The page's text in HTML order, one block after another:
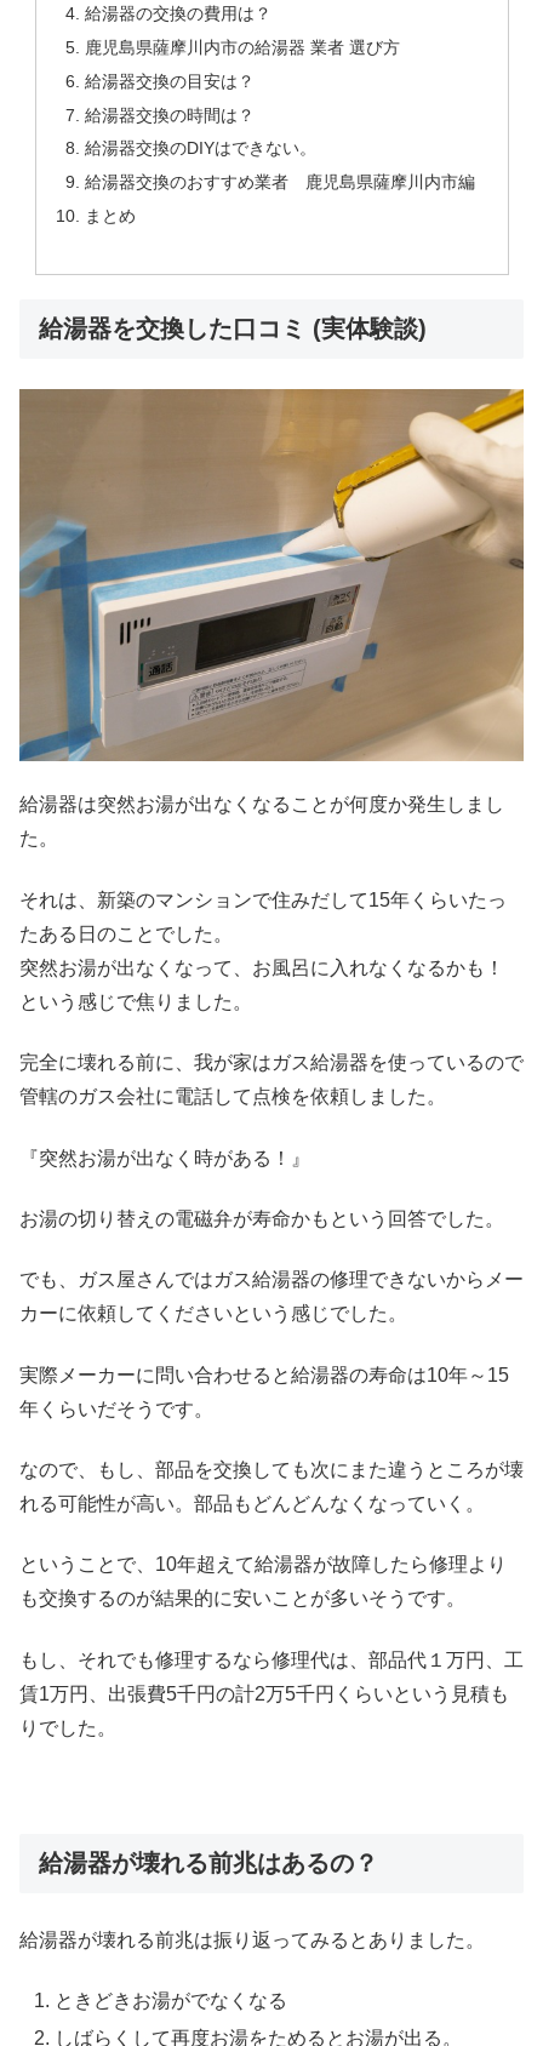
給湯器の交換の費用は？
鹿児島県薩摩川内市の給湯器 業者 選び方
給湯器交換の目安は？
給湯器交換の時間は？
給湯器交換のDIYはできない。
給湯器交換のおすすめ業者 鹿児島県薩摩川内市編
まとめ
給湯器を交換した口コミ (実体験談)
給湯器は突然お湯が出なくなることが何度か発生しまし
た。
それは、新築のマンションで住みだして15年くらいたっ
たある日のことでした。
突然お湯が出なくなって、お風呂に入れなくなるかも！
という感じで焦りました。
完全に壊れる前に、我が家はガス給湯器を使っているので
管轄のガス会社に電話して点検を依頼しました。
『突然お湯が出なく時がある！』
お湯の切り替えの電磁弁が寿命かもという回答でした。
でも、ガス屋さんではガス給湯器の修理できないからメー
カーに依頼してくださいという感じでした。
実際メーカーに問い合わせると給湯器の寿命は10年～15
年くらいだそうです。
なので、もし、部品を交換しても次にまた違うところが壊
れる可能性が高い。部品もどんどんなくなっていく。
ということで、10年超えて給湯器が故障したら修理より
も交換するのが結果的に安いことが多いそうです。
もし、それでも修理するなら修理代は、部品代１万円、工
賃1万円、出張費5千円の計2万5千円くらいという見積も
りでした。
給湯器が壊れる前兆はあるの？
給湯器が壊れる前兆は振り返ってみるとありました。
ときどきお湯がでなくなる
しばらくして再度お湯をためるとお湯が出る。